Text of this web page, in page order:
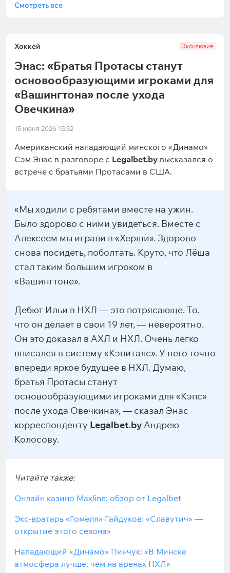
Смотреть все
Хоккей Эксклюзив
Энас: «Братья Протасы станут
основообразующими игроками для
«Вашингтона» после ухода
Овечкина»
15 июня 2026 15:52
Американский нападающий минского «Динамо»
Сэм Энас в разговоре с Legalbet.by высказался о
встрече с братьями Протасами в США.
«Мы ходили с ребятами вместе на ужин.
Было здорово с ними увидеться. Вместе с
Алексеем мы играли в «Херши». Здорово
снова посидеть, поболтать. Круто, что Лёша
стал таким большим игроком в
«Вашингтоне».
Дебют Ильи в НХЛ — это потрясающе. То,
что он делает в свои 19 лет, — невероятно.
Он это доказал в АХЛ и НХЛ. Очень легко
вписался в систему «Кэпиталс». У него точно
впереди яркое будущее в НХЛ. Думаю,
братья Протасы станут
основообразующими игроками для «Кэпс»
после ухода Овечкина», — сказал Энас
корреспонденту Legalbet.byАндрею
Колосову.
Читайте также:
Онлайн казино Maxline: обзор от Legalbet
Экс-вратарь «Гомеля» Гайдуков: «Славутич» —
открытие этого сезона»
Нападающий «Динамо» Пинчук: «В Минске
атмосфера лучше, чем на аренах НХЛ»